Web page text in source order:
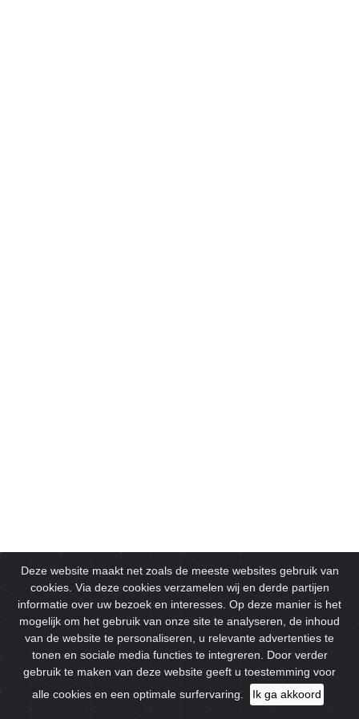
Deze website maakt net zoals de meeste websites gebruik van
cookies. Via deze cookies verzamelen wij en derde partijen
informatie over uw bezoek en interesses. Op deze manier is het
mogelijk om het gebruik van onze site te analyseren, de inhoud
van de website te personaliseren, u relevante advertenties te
tonen en sociale media functies te integreren. Door verder
gebruik te maken van deze website geeft u toestemming voor
alle cookies en een optimale surfervaring.
Ik ga akkoord